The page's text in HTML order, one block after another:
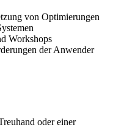
von Optimierungen
Workshops
der Anwender
oder einer